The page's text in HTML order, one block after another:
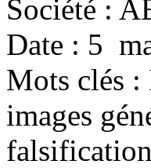
Société :
Date : 5
Mots clés :
images
falsification